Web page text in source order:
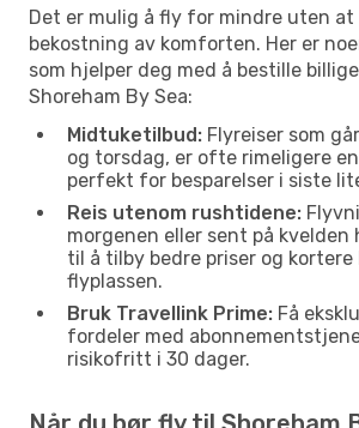
Det er mulig å fly for mindre uten at
bekostning av komforten. Her er
som hjelper deg med å bestille
Shoreham By Sea:
Midtuketilbud: Flyreiser som
og torsdag, er ofte rimeligere
perfekt for besparelser i siste
Reis utenom rushtidene:
morgenen eller sent på kvelden
til å tilby bedre priser og kortere
flyplassen.
Bruk Travellink Prime: Få
fordeler med
risikofritt i 30 dager.